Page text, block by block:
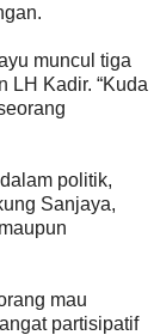
muncul tiga
LH Kadir. “Kuda
politik,
Sanjaya,
mau
partisipatif